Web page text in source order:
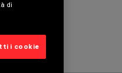
di
i cookie